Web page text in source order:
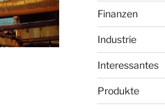
Finanzen
Industrie
Interessantes
Produkte